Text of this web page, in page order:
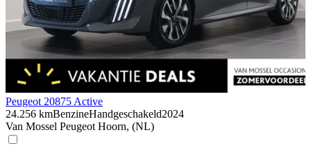
Peugeot 20875 Active
24.256 kmBenzineHandgeschakeld2024
Van Mossel Peugeot Hoorn, (NL)